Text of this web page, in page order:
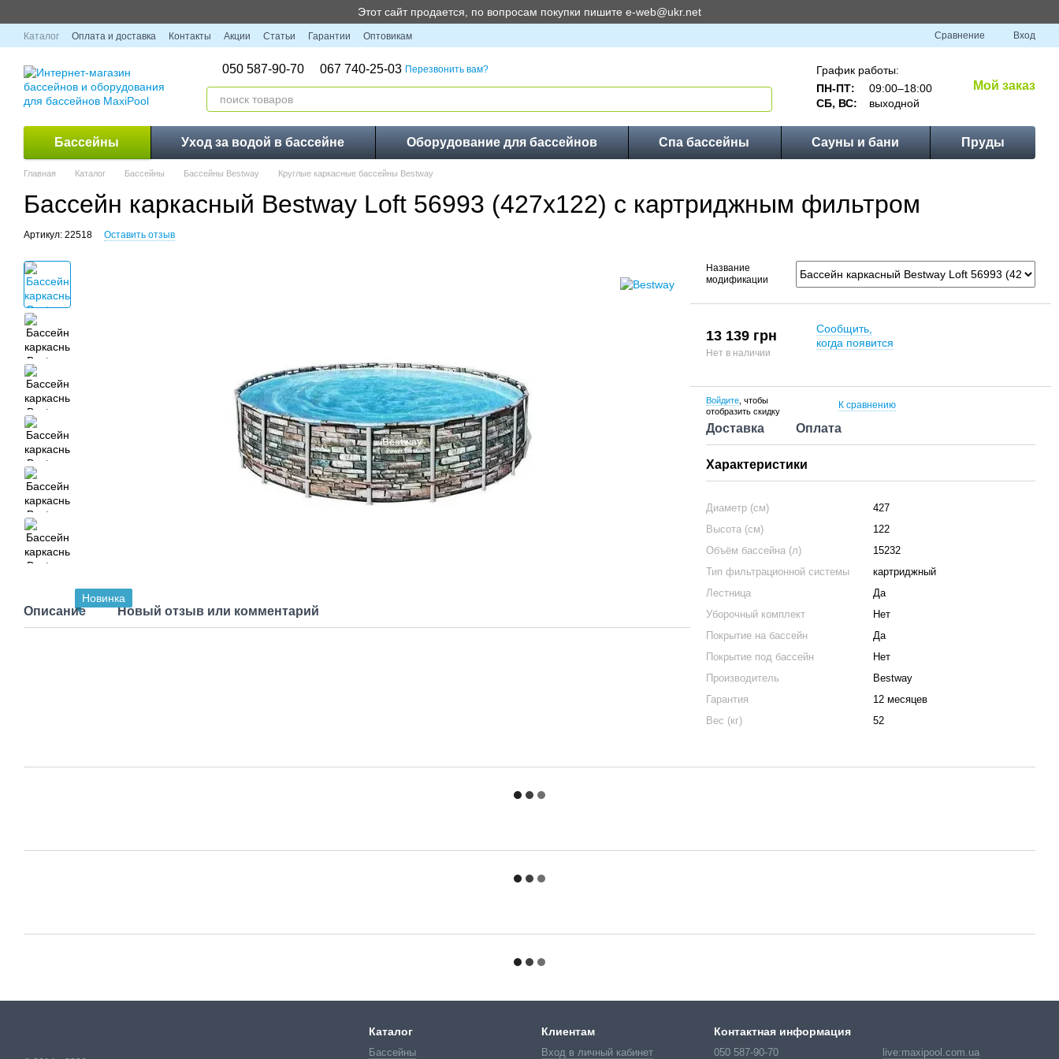
Этот сайт продается, по вопросам покупки пишите e-web@ukr.net
Каталог Оплата и доставка Контакты Акции Статьи Гарантии Оптовикам Сравнение Вход
050 587-90-70 067 740-25-03 Перезвонить вам?
График работы:
ПН-ПТ:
09:00–18:00
СБ, ВС:
выходной
Мой заказ
Бассейны Уход за водой в бассейне Оборудование для бассейнов Спа бассейны Сауны и бани Пруды
Главная Каталог Бассейны Бассейны Bestway Круглые каркасные бассейны Bestway
Бассейн каркасный Bestway Loft 56993 (427х122) с картриджным фильтром
Артикул: 22518 Оставить отзыв
Новинка
Описание Новый отзыв или комментарий
Название
модификации
13 139 грн
Нет в наличии
Сообщить,
когда появится
Войдите , чтобы
отобразить скидку
К сравнению
Доставка Оплата
Характеристики
Диаметр (см)
427
Высота (см)
122
Объём бассейна (л)
15232
Тип фильтрационной системы
картриджный
Лестница
Да
Уборочный комплект
Нет
Покрытие на бассейн
Да
Покрытие под бассейн
Нет
Производитель
Bestway
Гарантия
12 месяцев
Вес (кг)
52
Каталог
Бассейны
Клиентам
Вход в личный кабинет
Контактная информация
050 587-90-70 live:maxipool.com.ua